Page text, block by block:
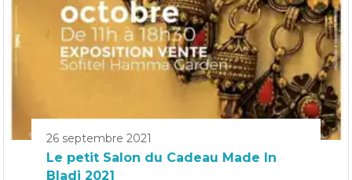
26 septembre 2021
Le petit Salon du Cadeau Made In
Bladi 2021